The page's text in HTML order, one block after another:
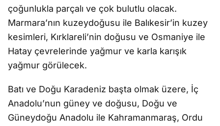
çoğunlukla parçalı ve çok bulutlu olacak.
Marmara’nın kuzeydoğusu ile Balıkesir’in kuzey
kesimleri, Kırklareli’nin doğusu ve Osmaniye ile
Hatay çevrelerinde yağmur ve karla karışık
yağmur görülecek.
Batı ve Doğu Karadeniz başta olmak üzere, İç
Anadolu’nun güney ve doğusu, Doğu ve
Güneydoğu Anadolu ile Kahramanmaraş, Ordu